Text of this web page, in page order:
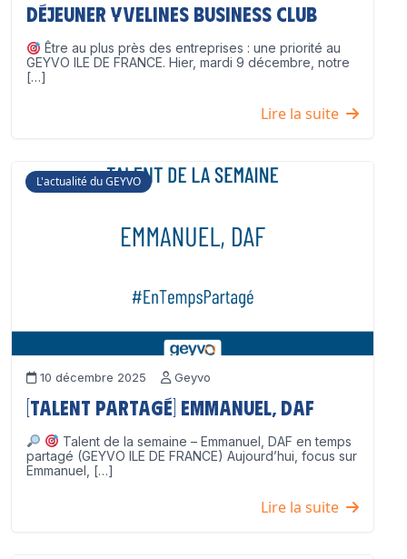
Déjeuner Yvelines Business Club
Être au plus près des entreprises : une priorité au
GEYVO ILE DE FRANCE. Hier, mardi 9 décembre, notre
[…]
Lire la suite
L'actualité du GEYVO
10 décembre 2025 Geyvo
[Talent partagé] Emmanuel, DAF
Talent de la semaine – Emmanuel, DAF en temps
partagé (GEYVO ILE DE FRANCE) Aujourd’hui, focus sur
Emmanuel, […]
Lire la suite